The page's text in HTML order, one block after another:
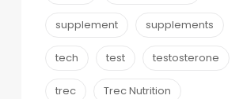
supplement supplements
tech test testosterone
trec Trec Nutrition